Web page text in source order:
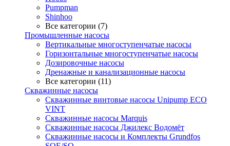
Pumpman
Shinhoo
Все категории (7)
Промышленные насосы
Вертикальные многоступенчатые насосы
Горизонтальные многоступенчатые насосы
Дозировочные насосы
Дренажные и канализационные насосы
Все категории (11)
Скважинные насосы
Скважинные винтовые насосы Unipump ECO
VINT
Скважинные насосы Marquis
Скважинные насосы Джилекс Водомёт
Скважинные насосы и Комплекты Grundfos